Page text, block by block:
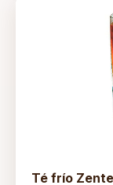
Té frío